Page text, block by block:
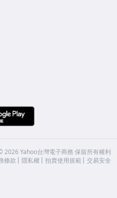
2026 Yahoo台灣電子商務 保留所有權利
條款
隱私權 拍賣使用規範 交易安全